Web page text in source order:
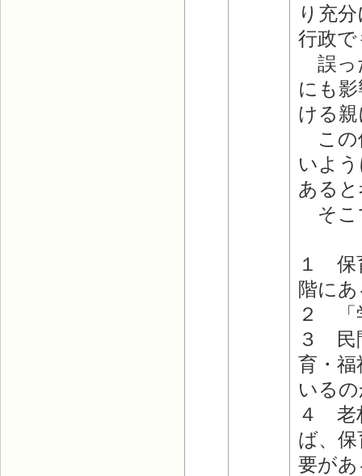
り充
行政
誤っ
にも
ける
この
いよ
ある
そこ
１ 保
階に
２ 「
３ 民
育・
いる
４ 老
ば、
要が